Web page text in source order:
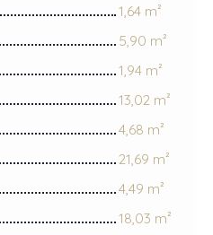
1,64 m²
5,90 m²
1,94 m²
13,02 m²
4,68 m²
21,69 m²
4,49 m²
18,03 m²